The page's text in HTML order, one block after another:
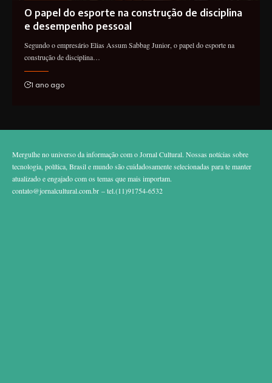
O papel do esporte na construção de disciplina
e desempenho pessoal
Segundo o empresário Elias Assum Sabbag Junior, o papel do esporte na
construção de disciplina…
1 ano ago
Mergulhe no universo da informação com o Jornal Cultural. Nossas notícias sobre
tecnologia, política, Brasil e mundo são cuidadosamente selecionadas para te manter
atualizado e engajado com os temas que mais importam.
contato@jornalcultural.com.br – tel.(11)91754-6532